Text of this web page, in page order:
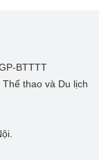
BTTTT
thao và Du lịch